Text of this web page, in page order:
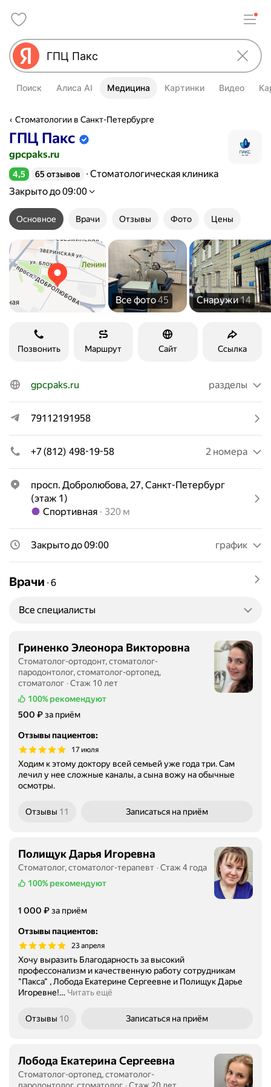
Поиск Алиса AI Медицина Картинки Видео
Стоматологии в Санкт-Петербурге
ГПЦ Пакс
Информация об организации
gpcpaks.ru
Рейтинг 4,5 из 5
4,5 65 отзывов
Стоматологическая клиника
Закрыто до 09:00
Основное Врачи Отзывы Фото Цены
Все фото45 Снаружи14
Позвонить Маршрут Сайт Ссылка
gpcpaks.ru разделы
79112191958
+7 (812) 498-19-58 2 номера
просп. Добролюбова, 27, Санкт-Петербург
(этаж 1)
Метро Спортивная Расстояние 320 м
Спортивная 320 м
Закрыто до 09:00 график
Врачи ∙ 6
Все специалисты
Гриненко Элеонора Викторовна
Стоматолог-ортодонт, стоматолог-
пародонтолог, стоматолог-ортопед,
стоматолог
Стаж 10 лет
100% рекомендуют
Цена
500 ₽за приём
Отзывы пациентов:
17 июля
Ходим к этому доктору всей семьей уже года три. Сам
лечил у нее сложные каналы, а сына вожу на обычные
осмотры.
Отзывы 11 Записаться на приём
Полищук Дарья Игоревна
Стоматолог, стоматолог-терапевт
Стаж 4 года
100% рекомендуют
Цена
1000
1 000 ₽за приём
Отзывы пациентов:
23 апреля
Хочу выразить Благодарность за высокий
профессонализм и качественную работу сотрудникам
"Пакса" , Лобода Екатерине Сергеевне и Полищук Дарье
Игоревне!… Читать ещё
Отзывы 10 Записаться на приём
Лобода Екатерина Сергеевна
Стоматолог-ортопед, стоматолог-
пародонтолог, стоматолог
Стаж 20 лет